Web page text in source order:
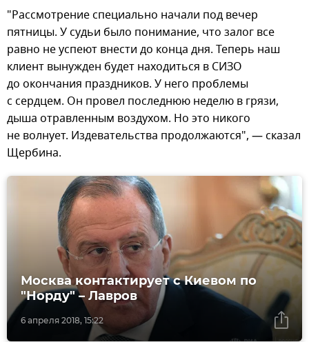
"Рассмотрение специально начали под вечер
пятницы. У судьи было понимание, что залог все
равно не успеют внести до конца дня. Теперь наш
клиент вынужден будет находиться в СИЗО
до окончания праздников. У него проблемы
с сердцем. Он провел последнюю неделю в грязи,
дыша отравленным воздухом. Но это никого
не волнует. Издевательства продолжаются", — сказал
Щербина.
6 апреля 2018, 15:22
Москва контактирует с Киевом по
"Норду" – Лавров